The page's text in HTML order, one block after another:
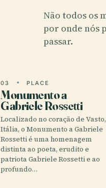
Não todos os
por onde nós
passar.
03 PLACE
Monumento a
Gabriele Rossetti
Localizado no coração de Vasto,
Itália, o Monumento a Gabriele
Rossetti é uma homenagem
distinta ao poeta, erudito e
patriota Gabriele Rossetti e ao
profundo…